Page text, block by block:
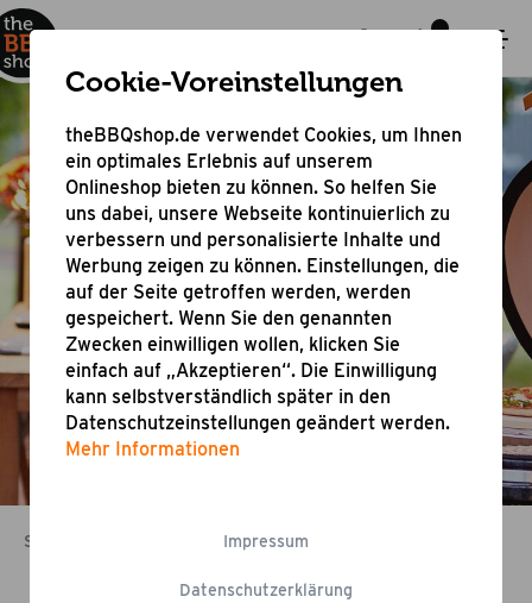
Startseite Unsere Marken und Produkte
Cookie-Voreinstellungen
theBBQshop.de verwendet Cookies, um Ihnen
ein optimales Erlebnis auf unserem
Onlineshop bieten zu können. So helfen Sie
uns dabei, unsere Webseite kontinuierlich zu
verbessern und personalisierte Inhalte und
Werbung zeigen zu können. Einstellungen, die
auf der Seite getroffen werden, werden
gespeichert. Wenn Sie den genannten
Zwecken einwilligen wollen, klicken Sie
einfach auf „Akzeptieren“. Die Einwilligung
kann selbstverständlich später in den
Datenschutzeinstellungen geändert werden.
Mehr Informationen
Datenschutzerklärung
Impressum